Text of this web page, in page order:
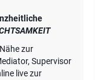
zur
Supervisor
live zur